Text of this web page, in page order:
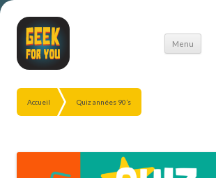
Menu
Aller
Accueil Quiz années 90’s